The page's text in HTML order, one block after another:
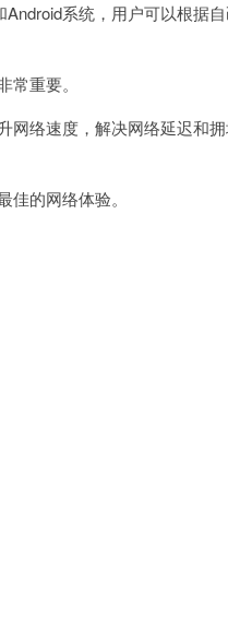
系统，用户可以根据
重要。
络速度，解决网络延迟和
的网络体验。